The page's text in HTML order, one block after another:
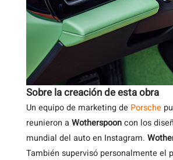
Sobre la creación de esta obra
Un equipo de marketing de Porsche
reunieron a Wotherspooncon los
mundial del auto en Instagram.
También supervisó personalmente el